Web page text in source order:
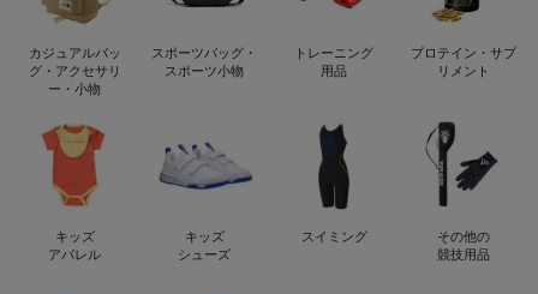
カジュアルバッ
グ・アクセサリ
ー・小物
スポーツバッグ・
スポーツ小物
トレーニング
用品
プロテイン・サプ
リメント
キッズ
アパレル
キッズ
シューズ
スイミング
その他の
競技用品